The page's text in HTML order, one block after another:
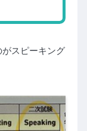
スピーキング